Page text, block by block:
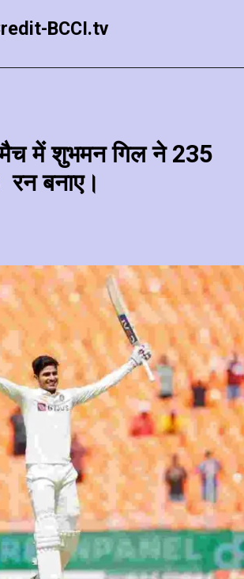
BCCI.tv
में शुभमन गिल ने 235
बनाए।